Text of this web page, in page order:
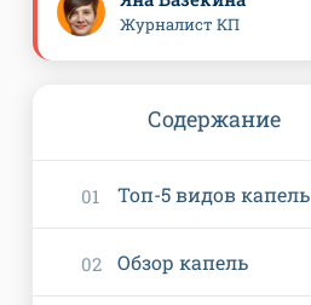
Журналист КП
Содержание
Топ-5 видов капель
Обзор капель